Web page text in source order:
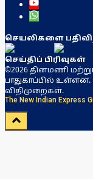
செயலிகளை
செய்திப் பிரிவுகள்
©2026 தினமணி
பாதுகாப்பில்
விதிமுறைகள்.
The New Indian Express